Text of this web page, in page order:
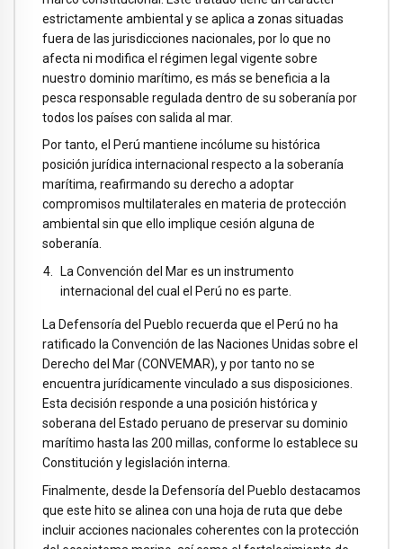
estrictamente ambiental y se aplica a zonas situadas
fuera de las jurisdicciones nacionales, por lo que no
afecta ni modifica el régimen legal vigente sobre
nuestro dominio marítimo, es más se beneficia a la
pesca responsable regulada dentro de su soberanía por
todos los países con salida al mar.
Por tanto, el Perú mantiene incólume su histórica
posición jurídica internacional respecto a la soberanía
marítima, reafirmando su derecho a adoptar
compromisos multilaterales en materia de protección
ambiental sin que ello implique cesión alguna de
soberanía.
La Convención del Mar es un instrumento
internacional del cual el Perú no es parte.
La Defensoría del Pueblo recuerda que el Perú no ha
ratificado la Convención de las Naciones Unidas sobre el
Derecho del Mar (CONVEMAR), y por tanto no se
encuentra jurídicamente vinculado a sus disposiciones.
Esta decisión responde a una posición histórica y
soberana del Estado peruano de preservar su dominio
marítimo hasta las 200 millas, conforme lo establece su
Constitución y legislación interna.
Finalmente, desde la Defensoría del Pueblo destacamos
que este hito se alinea con una hoja de ruta que debe
incluir acciones nacionales coherentes con la protección